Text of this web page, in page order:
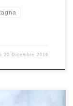
20 Dicembre 2016